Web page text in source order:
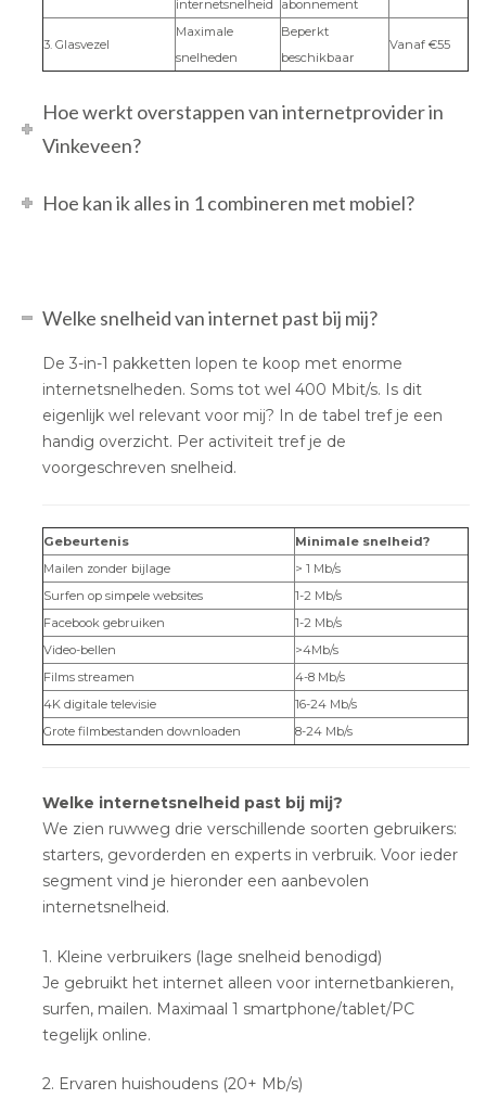
internetsnelheid
abonnement
3. Glasvezel
Maximale
snelheden
Beperkt
beschikbaar
Vanaf €55
Hoe werkt overstappen van internetprovider in
Vinkeveen?
Hoe kan ik alles in 1 combineren met mobiel?
Welke snelheid van internet past bij mij?
De 3-in-1 pakketten lopen te koop met enorme
internetsnelheden. Soms tot wel 400 Mbit/s. Is dit
eigenlijk wel relevant voor mij? In de tabel tref je een
handig overzicht. Per activiteit tref je de
voorgeschreven snelheid.
Gebeurtenis
Minimale snelheid?
Mailen zonder bijlage
> 1 Mb/s
Surfen op simpele websites
1-2 Mb/s
Facebook gebruiken
1-2 Mb/s
Video-bellen
>4Mb/s
Films streamen
4-8 Mb/s
4K digitale televisie
16-24 Mb/s
Grote filmbestanden downloaden
8-24 Mb/s
Welke internetsnelheid past bij mij?
We zien ruwweg drie verschillende soorten gebruikers:
starters, gevorderden en experts in verbruik. Voor ieder
segment vind je hieronder een aanbevolen
internetsnelheid.
1. Kleine verbruikers (lage snelheid benodigd)
Je gebruikt het internet alleen voor internetbankieren,
surfen, mailen. Maximaal 1 smartphone/tablet/PC
tegelijk online.
2. Ervaren huishoudens (20+ Mb/s)